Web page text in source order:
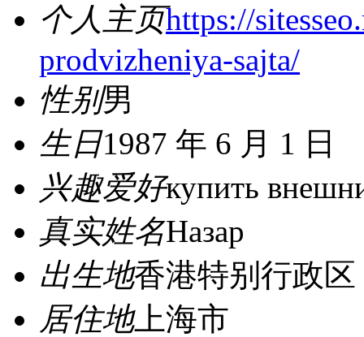
个人主页https://
prodvizheniya-sajta/
性别男
生日1987 年 6 月 1 日
兴趣爱好купить
真实姓名Назар
出生地香港特别行政区
居住地上海市